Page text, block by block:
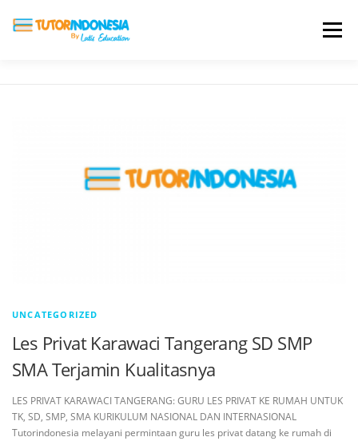
Menu
UNCATEGORIZED
Les Privat Karawaci Tangerang SD SMP
SMA Terjamin Kualitasnya
LES PRIVAT KARAWACI TANGERANG: GURU LES PRIVAT KE RUMAH UNTUK
TK, SD, SMP, SMA KURIKULUM NASIONAL DAN INTERNASIONAL
Tutorindonesia melayani permintaan guru les privat datang ke rumah di